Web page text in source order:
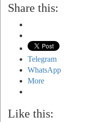
Share this:
Telegram
WhatsApp
More
Like this: